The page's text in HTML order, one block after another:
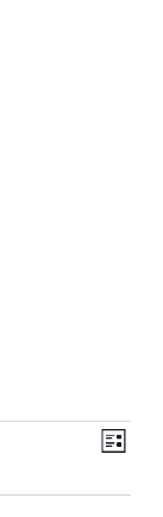
Liste